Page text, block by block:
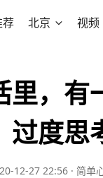
荐 北京 视频
里，
过度思
12-27 22:56 · 简单